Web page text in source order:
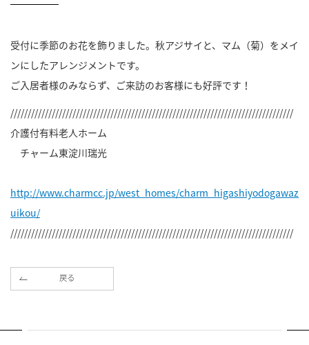
受付に季節のお花を飾りました。秋アジサイと、マム（菊）をメイ
ンにしたアレンジメントです。
ご入居者様のみならず、ご来訪のお客様にも好評です！
//////////////////////////////////////////////////////////////////////////////////
介護付有料老人ホーム
チャーム東淀川瑞光
http://www.charmcc.jp/west_homes/charm_higashiyodogawaz
uikou/
//////////////////////////////////////////////////////////////////////////////////
戻る